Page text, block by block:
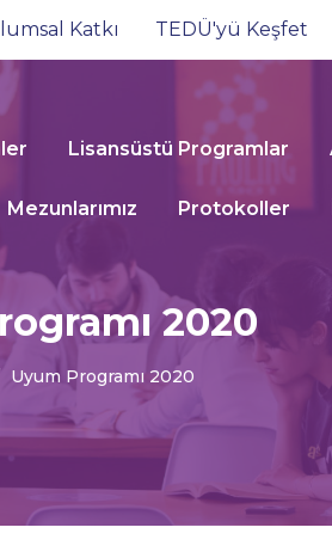
Katkı TEDÜ'yü Keşfet
Lisansüstü Programlar
Mezunlarımız Protokoller
2020
Uyum Programı 2020